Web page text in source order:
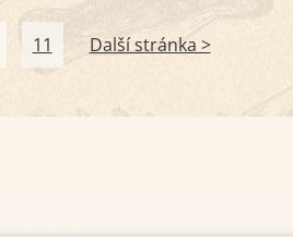
11 Další stránka >